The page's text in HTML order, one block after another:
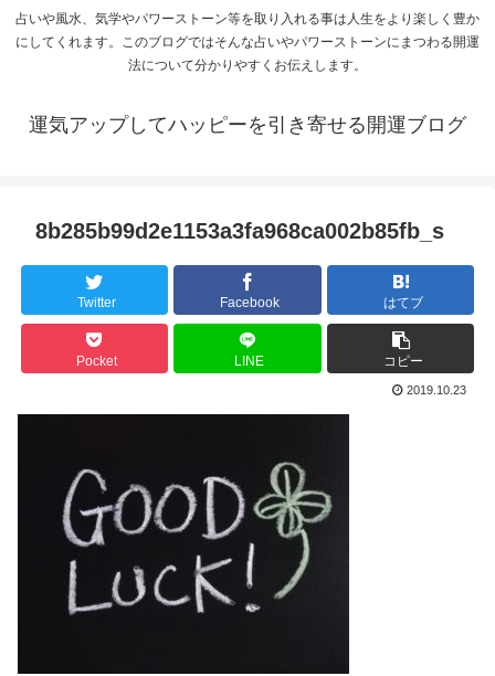
占いや風水、気学やパワーストーン等を取り入れる事は人生をより楽しく豊か
にしてくれます。このブログではそんな占いやパワーストーンにまつわる開運
法について分かりやすくお伝えします。
運気アップしてハッピーを引き寄せる開運ブログ
8b285b99d2e1153a3fa968ca002b85fb_s
Twitter Facebook はてブ
Pocket LINE コピー
2019.10.23